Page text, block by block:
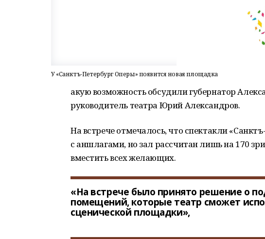
У «Санктъ-Петербург Оперы» появится новая площадка
акую возможность обсудили губернатор
руководитель театра Юрий Александров.
На встрече отмечалось, что спектакли
с аншлагами, но зал рассчитан лишь на 170
вместить всех желающих.
«На встрече было принято решение о
помещений, которые театр сможет
сценической площадки»,